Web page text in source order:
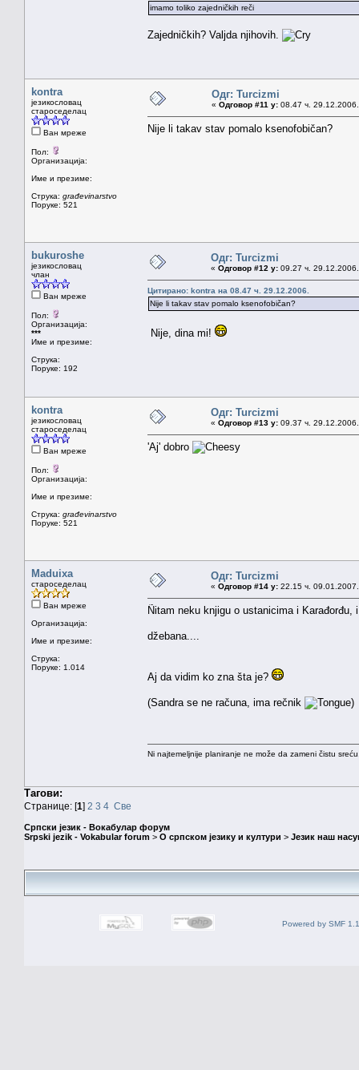
imamo toliko zajedničkih reči
Zajedničkih? Valjda njihovih.
kontra
језикословац
староседелац
Ван мреже
Пол:
Организација:
Име и презиме:
Струка: građevinarstvo
Поруке: 521
Одг: Turcizmi
« Одговор #11 у: 08.47 ч.
Nije li takav stav pomalo ksenofobičan?
bukuroshe
језикословац
члан
Ван мреже
Пол:
Организација:
***
Име и презиме:
Струка:
Поруке: 192
Одг: Turcizmi
« Одговор #12 у: 09.27 ч.
Цитирано: kontra на 08.47 ч. 29.12.2006.
Nije li takav stav pomalo ksenofobičan?
Nije, dina mi!
kontra
језикословац
староседелац
Ван мреже
Пол:
Организација:
Име и презиме:
Струка: građevinarstvo
Поруке: 521
Одг: Turcizmi
« Одговор #13 у: 09.37 ч.
'Aj' dobro
Maduixa
староседелац
Ван мреже
Организација:
Име и презиме:
Струка:
Поруке: 1.014
Одг: Turcizmi
« Одговор #14 у: 22.15 ч.
Ñitam neku knjigu o ustanicima i
džebana....
Aj da vidim ko zna šta je?
(Sandra se ne računa, ima rečnik )
Ni najtemeljnije planiranje ne može da zameni čistu
Тагови:
Странице: [1] 2 3 4 Све
Српски језик - Вокабулар форум
Srpski jezik - Vokabular forum > О српском језику и култури > Језик наш
Powered by SMF